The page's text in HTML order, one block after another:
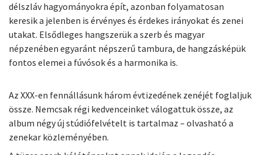
délszláv hagyományokra épít, azonban folyamatosan
keresik a jelenben is érvényes és érdekes irányokat és zenei
utakat. Elsődleges hangszerük a szerb és magyar
népzenében egyaránt népszerű tambura, de hangzásképük
fontos elemei a fúvósok és a harmonika is.
Az XXX-en fennállásunk három évtizedének zenéjét foglaljuk
össze. Nemcsak régi kedvenceinket válogattuk össze, az
album négy új stúdiófelvételt is tartalmaz – olvasható a
zenekar közleményében.